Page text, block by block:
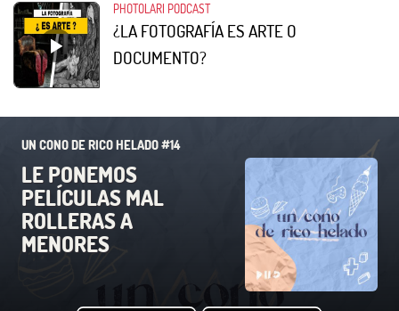
PHOTOLARI PODCAST
¿LA FOTOGRAFÍA ES ARTE O
DOCUMENTO?
UN CONO DE RICO HELADO #14
LE PONEMOS
PELÍCULAS MAL
ROLLERAS A
MENORES